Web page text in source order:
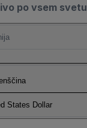
po vsem svetu
States Dollar